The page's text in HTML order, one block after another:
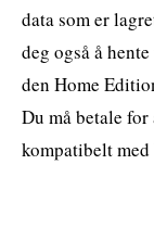
data som er
deg også å
den Home
Du må betale
kompatibelt